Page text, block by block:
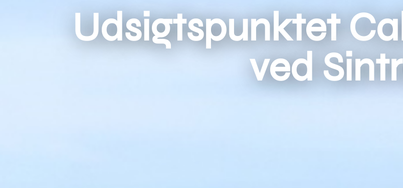
Udsigtspunktet
ved